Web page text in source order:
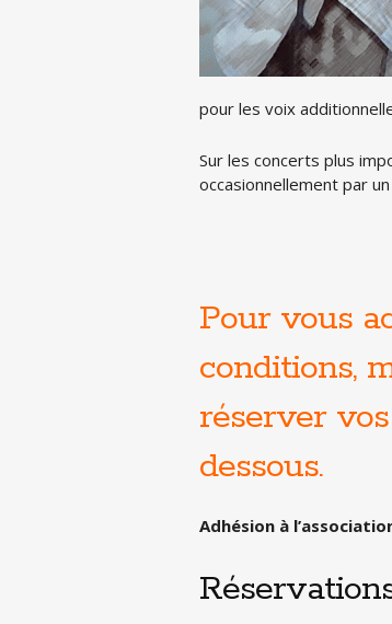
pour les voix
Sur les concerts plus
occasionnellement par
Pour vous
conditions,
réserver
dessous.
Adhésion à